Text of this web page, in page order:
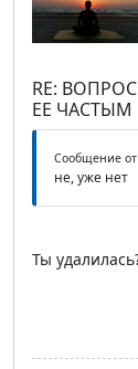
RE:
ЕЕ ЧАСТЫМ
Сообщение от
не, уже нет
Ты